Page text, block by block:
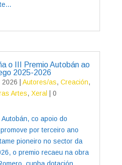
o III Premio Autobán ao
2025-2026
2026 Autores/as, Creación,
Artes, Xeral
| 0
co apoio do
por terceiro ano
pioneiro no sector da
o premio recaeu na obra